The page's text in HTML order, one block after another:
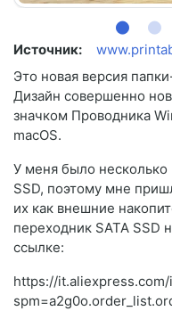
Источник:
Это новая версия
Дизайн совершенно
значком Проводника
macOS.
У меня было несколько
SSD, поэтому мне
их как внешние
переходник SATA SSD
ссылке:
https://